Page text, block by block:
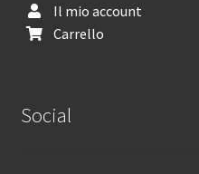
Il mio account
Carrello
Social